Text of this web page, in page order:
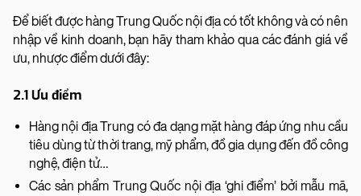
Để biết được hàng Trung Quốc nội địa có tốt không và có nên
nhập về kinh doanh, bạn hãy tham khảo qua các đánh giá về
ưu, nhược điểm dưới đây:
2.1 Ưu điểm
Hàng nội địa Trung có đa dạng mặt hàng đáp ứng nhu cầu
tiêu dùng từ thời trang, mỹ phẩm, đồ gia dụng đến đồ công
nghệ, điện tử…
Các sản phẩm Trung Quốc nội địa ‘ghi điểm’ bởi mẫu mã,